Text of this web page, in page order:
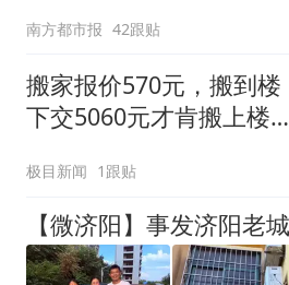
南方都市报 42跟贴
搬家报价570元，搬到楼
下交5060元才肯搬上楼！
极目新闻 1跟贴